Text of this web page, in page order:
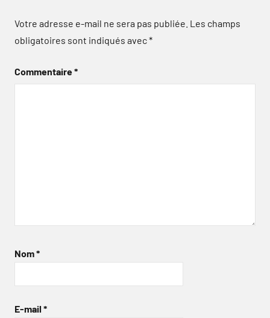
Votre adresse e-mail ne sera pas publiée. Les champs
obligatoires sont indiqués avec*
Commentaire*
Nom*
E-mail *